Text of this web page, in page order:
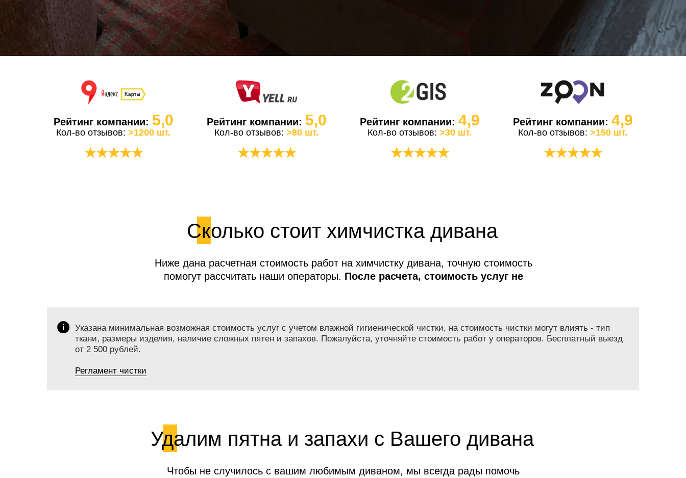
Рейтинг компании: 5,0
Кол-во отзывов: >1200 шт.
★★★★★
Рейтинг компании: 5,0
Кол-во отзывов: >80 шт.
★★★★★
Рейтинг компании: 4,9
Кол-во отзывов: >30 шт.
★★★★★
Рейтинг компании: 4,9
Кол-во отзывов: >150 шт.
★★★★★
Сколько стоит химчистка дивана
Ниже дана расчетная стоимость работ на химчистку дивана, точную стоимость
помогут рассчитать наши операторы. После расчета, стоимость услуг не
Указана минимальная возможная стоимость услуг с учетом влажной гигиенической чистки, на стоимость чистки могут влиять - тип
ткани, размеры изделия, наличие сложных пятен и запахов. Пожалуйста, уточняйте стоимость работ у операторов. Бесплатный выезд
от 2 500 рублей.
Регламент чистки
Удалим пятна и запахи с Вашего дивана
Чтобы не случилось с вашим любимым диваном, мы всегда рады помочь